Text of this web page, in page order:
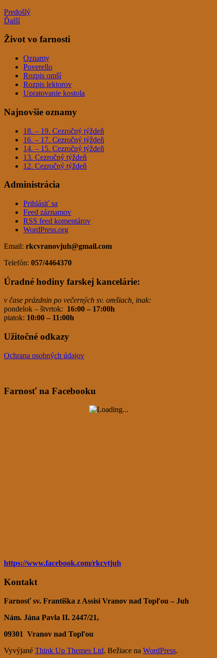
Predošlý
Ďalší
Život vo farnosti
Oznamy
Poverello
Rozpis omší
Rozpis lektorov
Upratovanie kostola
Najnovšie oznamy
18. – 19. Cezročný týždeň
16. – 17. Cezročný týždeň
14. – 15. Cezročný týždeň
13. Cezročný týždeň
12. Cezročný týždeň
Administrácia
Prihlásiť sa
Feed záznamov
RSS feed komentárov
WordPress.org
Email: rkcvranovjuh@gmail.com
Telefón: 057/4464370
Úradné hodiny farskej kancelárie:
v čase prázdnin po večerných sv. omšiach, inak:
pondelok – štvrtok: 16:00 – 17:00h
piatok: 10:00 – 11:00h
Užitočné odkazy
Ochrana osobných údajov
Farnosť na Facebooku
https://www.facebook.com/rkcvtjuh
Kontakt
Farnosť sv. Františka z Assisi Vranov nad Topľou – Juh
Nám. Jána Pavla II. 2447/21,
09301 Vranov nad Topľou
Vyvýjané Think Up Themes Ltd. Bežiace na WordPress.